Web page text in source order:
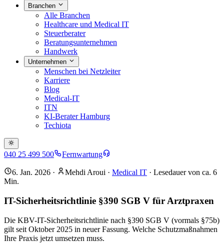
Branchen
Alle Branchen
Healthcare und Medical IT
Steuerberater
Beratungsunternehmen
Handwerk
Unternehmen
Menschen bei Netzleiter
Karriere
Blog
Medical-IT
ITN
KI-Berater Hamburg
Techiota
040 25 499 500 Fernwartung
6. Jan. 2026 · Mehdi Aroui · Medical IT · Lesedauer von ca. 6
Min.
IT-Sicherheitsrichtlinie §390 SGB V für Arztpraxen
Die KBV-IT-Sicherheitsrichtlinie nach §390 SGB V (vormals §75b)
gilt seit Oktober 2025 in neuer Fassung. Welche Schutzmaßnahmen
Ihre Praxis jetzt umsetzen muss.